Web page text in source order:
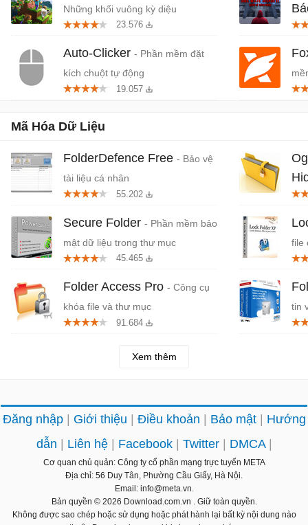
Những khối vuông kỳ diệu
23.576
Auto-Clicker - Phần mềm đặt
kích chuột tự động
19.057
Mã Hóa Dữ Liệu
FolderDefence Free - Bảo vệ
tài liệu cá nhân
55.202
Secure Folder - Phần mềm bảo
mật dữ liệu trong thư mục
45.465
Folder Access Pro - Công cụ
khóa file và thư mục
91.684
ẩn
file
tin
Xem thêm
Đăng nhập Giới thiệu Điều khoản Bảo mật
Hướng
dẫn
Liên hệ Facebook Twitter DMCA
Cơ quan chủ quản: Công ty cổ phần mạng trực tuyến META
Địa chỉ: 56 Duy Tân, Phường Cầu Giấy, Hà Nội.
Email: info@meta.vn.
Bản quyền © 2026 Download.com.vn
. Giữ toàn quyền.
Không được sao chép hoặc sử dụng hoặc phát hành lại bất kỳ nội dung nào